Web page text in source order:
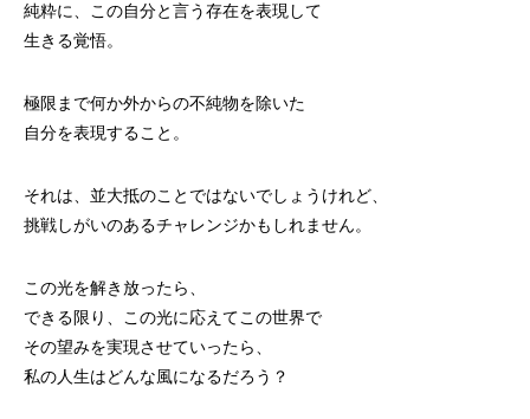
純粋に、この自分と言う存在を表現して
生きる覚悟。
極限まで何か外からの不純物を除いた
自分を表現すること。
それは、並大抵のことではないでしょうけれど、
挑戦しがいのあるチャレンジかもしれません。
この光を解き放ったら、
できる限り、この光に応えてこの世界で
その望みを実現させていったら、
私の人生はどんな風になるだろう？